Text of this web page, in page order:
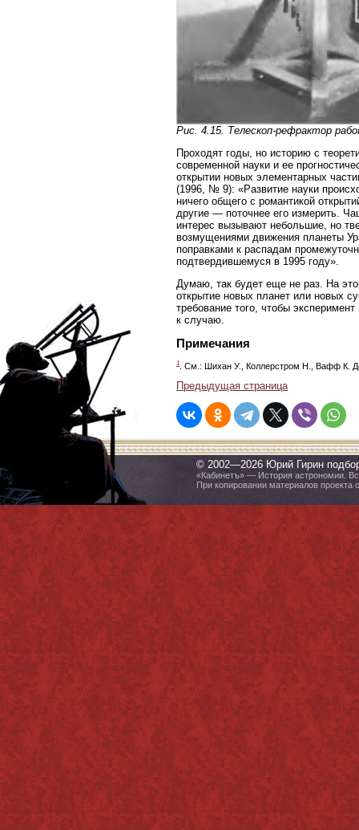
Рис. 4.15. Телескоп-рефрактор
Проходят годы, но историю с
современной науки и ее
открытии новых элементарных
(1996, № 9): «Развитие науки
ничего общего с романтикой
другие — поточнее его измерить.
интерес вызывают небольшие, но
возмущениями движения планеты
поправками к распадам
подтвердившемуся в 1995 году».
Думаю, так будет еще не раз. На
открытие новых планет или новых
требование того, чтобы
к случаю.
Примечания
1 . См.: Шихан У., Коллерстром Н., Вафф К.
Предыдущая страница
© 2002—2026 Юрий Гирин
«Кабинетъ» — История астрономии.
При копировании материалов проекта